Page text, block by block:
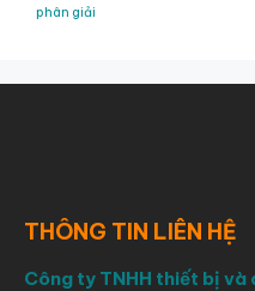
phân giải
THÔNG TIN LIÊN HỆ
Công ty TNHH thiết bị và